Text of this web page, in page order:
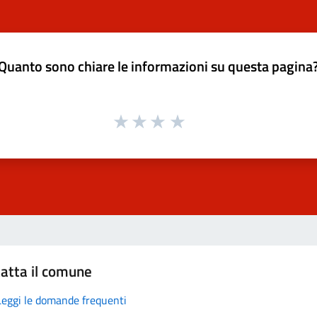
sono chiare le informazioni su questa
il comune
le domande frequenti